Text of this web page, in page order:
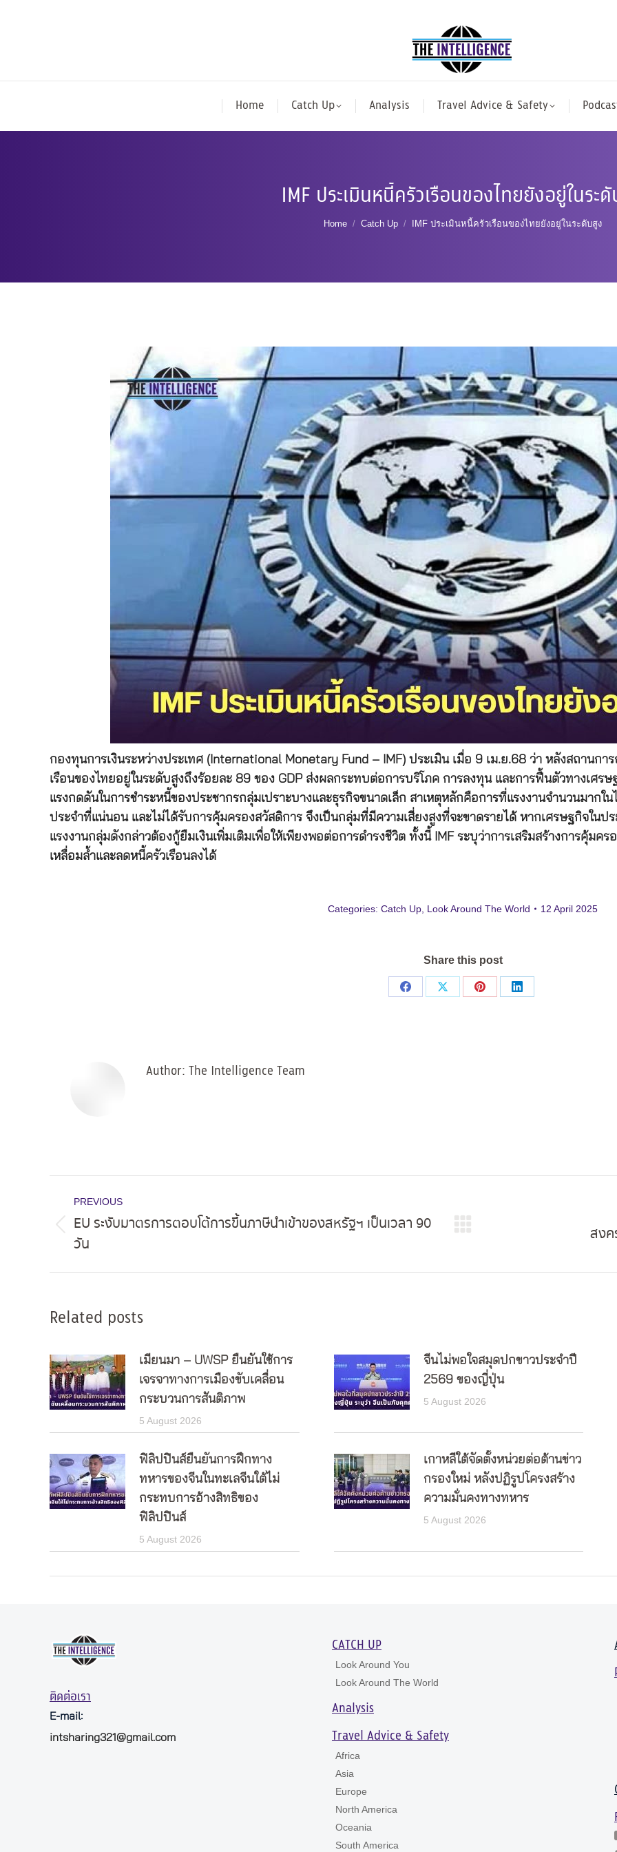
Home Catch Up Analysis Travel Advice & Safety
IMF ประเมินหนี้ครัวเรือนของไทยยังอยู่ในระ
You are here:
Home Catch Up IMF ประเมินหนี้ครัวเรือนของไทยยังอยู่ในระดับสูง
กองทุนการเงินระหว่างประเทศ (International Monetary Fund – IMF) ประเมิน เมื่อ 9 เม.ย.68 ว่า หลังสถานก
เรือนของไทยอยู่ในระดับสูงถึงร้อยละ 89 ของ GDP ส่งผลกระทบต่อการบริโภค การลงทุน และการฟื้นตัวทางเศร
แรงกดดันในการชำระหนี้ของประชากรกลุ่มเปราะบางและธุรกิจขนาดเล็ก สาเหตุหลักคือการที่แรงงานจำนวนมากใ
ประจำที่แน่นอน และไม่ได้รับการคุ้มครองสวัสดิการ จึงเป็นกลุ่มที่มีความเสี่ยงสูงที่จะขาดรายได้ หากเศรษฐกิจใน
แรงงานกลุ่มดังกล่าวต้องกู้ยืมเงินเพิ่มเติมเพื่อให้เพียงพอต่อการดำรงชีวิต ทั้งนี้ IMF ระบุว่าการเสริมสร้างการคุ้ม
เหลื่อมล้ำและลดหนี้ครัวเรือนลงได้
Categories: Catch Up Look Around The World 12 April 2025
Share this post
Share
Share
Share
Share
Author: The Intelligence Team
navigation
PREVIOUS
post:
EU ระงับมาตรการตอบโต้การขึ้นภาษีนำเข้าของสหรัฐฯ เป็นเวลา 90
วัน
สงค
Related posts
เมียนมา – UWSP ยืนยันใช้การ
เจรจาทางการเมืองขับเคลื่อน
กระบวนการสันติภาพ
5 August 2026
จีนไม่พอใจสมุดปกขาวประจำปี
2569 ของญี่ปุ่น
5 August 2026
ฟิลิปปินส์ยืนยันการฝึกทาง
ทหารของจีนในทะเลจีนใต้ไม่
กระทบการอ้างสิทธิของ
ฟิลิปปินส์
5 August 2026
เกาหลีใต้จัดตั้งหน่วยต่อต้านข่าว
กรองใหม่ หลังปฏิรูปโครงสร้าง
ความมั่นคงทางทหาร
5 August 2026
ติดต่อเรา
E-mail:
intsharing321@gmail.com
CATCH UP
Look Around You
Look Around The World
Analysis
Travel Advice & Safety
Africa
Asia
Europe
North America
Oceania
South America